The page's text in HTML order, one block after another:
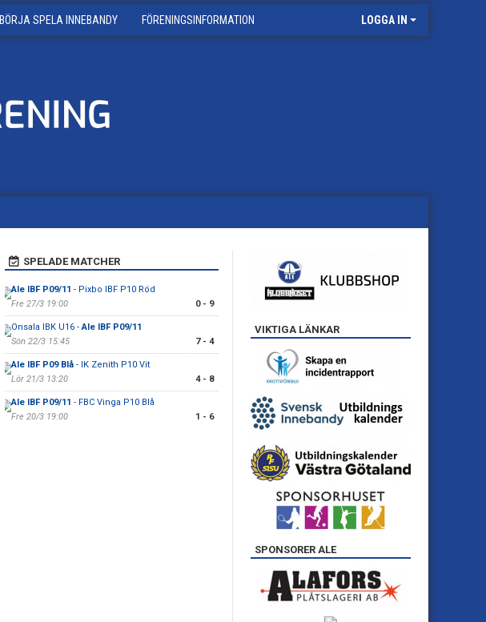
BÖRJA SPELA INNEBANDY FÖRENINGSINFORMATION LOGGA IN
SPELADE MATCHER
Ale IBF P09/11 - Pixbo IBF P10 Röd
Fre 27/3 19:00
0 - 9
Onsala IBK U16 -Ale IBF P09/11
Sön 22/3 15:45
7 - 4
Ale IBF P09 Blå- IK Zenith P10 Vit
Lör 21/3 13:20
4 - 8
Ale IBF P09/11 - FBC Vinga P10 Blå
Fre 20/3 19:00
1 - 6
VIKTIGA LÄNKAR
SPONSORER ALE